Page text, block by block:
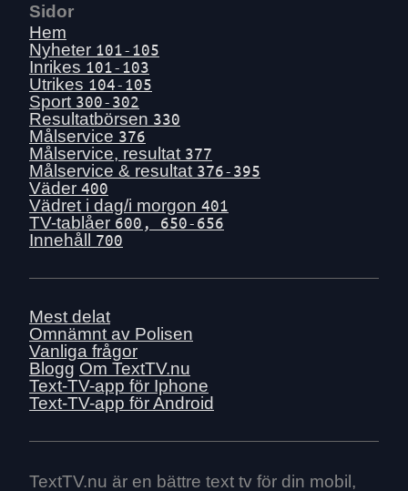
Sidor
Hem
Nyheter 101-105
Inrikes 101-103
Utrikes 104-105
Sport 300-302
Resultatbörsen 330
Målservice 376
Målservice, resultat 377
Målservice & resultat 376-395
Väder 400
Vädret i dag/i morgon 401
TV-tablåer 600, 650-656
Innehåll 700
Mest delat
Omnämnt av Polisen
Vanliga frågor
Blogg Om TextTV.nu
Text-TV-app för Iphone
Text-TV-app för Android
TextTV.nu är en bättre text tv för din mobil,